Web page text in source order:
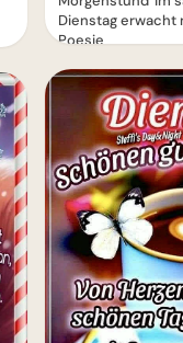
Dienstag
Poesie